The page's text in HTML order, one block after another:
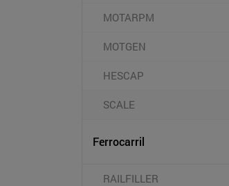
MOTARPM
MOTGEN
HESCAP
SCALE
Ferrocarril
RAILFILLER